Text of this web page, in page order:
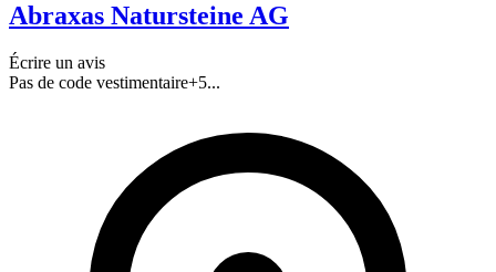
Abraxas Natursteine AG
Écrire un avis
Pas de code vestimentaire+5...